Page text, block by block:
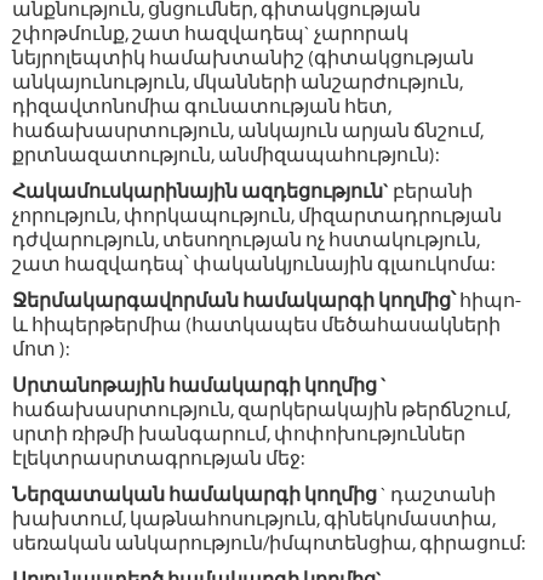
անքնություն, ցնցումներ, գիտակցության
շփոթմունք, շատ հազվադեպ` չարորակ
նեյրոլեպտիկ համախտանիշ (գիտակցության
անկայունություն, մկանների անշարժություն,
դիզավտոնոմիա գունատության հետ,
հաճախասրտություն, անկայուն արյան ճնշում,
քրտնազատություն, անմիզապահություն):
Հակամուսկարինային ազդեցություն` բերանի
չորություն, փորկապություն, միզարտադրության
դժվարություն, տեսողության ոչ հստակություն,
շատ հազվադեպ՝ փականկյունային գլաուկոմա:
Ջերմակարգավորման համակարգի կողմից՝ հիպո-
և հիպերթերմիա (հատկապես մեծահասակների
մոտ ):
Սրտանոթային համակարգի կողմից `
հաճախասրտություն, զարկերակային թերճնշում,
սրտի ռիթմի խանգարում, փոփոխություններ
էլեկտրասրտագրության մեջ:
Ներզատական համակարգի կողմից ` դաշտանի
խախտում, կաթնահոսություն, գինեկոմաստիա,
սեռական անկարություն/իմպոտենցիա, գիրացում: